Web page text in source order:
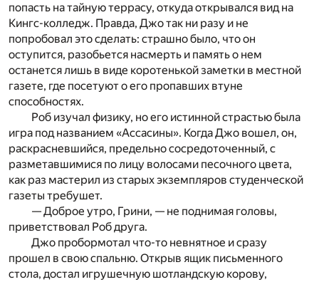
попасть на тайную террасу, откуда открывался вид на
Кингс-колледж. Правда, Джо так ни разу и не
попробовал это сделать: страшно было, что он
оступится, разобьется насмерть и память о нем
останется лишь в виде коротенькой заметки в местной
газете, где посетуют о его пропавших втуне
способностях.
Роб изучал физику, но его истинной страстью была
игра под названием «Ассасины». Когда Джо вошел, он,
раскрасневшийся, предельно сосредоточенный, с
разметавшимися по лицу волосами песочного цвета,
как раз мастерил из старых экземпляров студенческой
газеты требушет.
— Доброе утро, Грини, — не поднимая головы,
приветствовал Роб друга.
Джо пробормотал что-то невнятное и сразу
прошел в свою спальню. Открыв ящик письменного
стола, достал игрушечную шотландскую корову,